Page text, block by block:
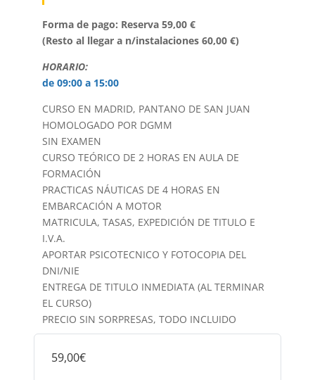
Forma de pago: Reserva 59,00 €
(Resto al llegar a n/instalaciones 60,00 €)
HORARIO:
de 09:00 a 15:00
CURSO EN MADRID, PANTANO DE SAN JUAN
HOMOLOGADO POR DGMM
SIN EXAMEN
CURSO TEÓRICO DE 2 HORAS EN AULA DE
FORMACIÓN
PRACTICAS NÁUTICAS DE 4 HORAS EN
EMBARCACIÓN A MOTOR
MATRICULA, TASAS, EXPEDICIÓN DE TITULO E
I.V.A.
APORTAR PSICOTECNICO Y FOTOCOPIA DEL
DNI/NIE
ENTREGA DE TITULO INMEDIATA (AL TERMINAR
EL CURSO)
PRECIO SIN SORPRESAS, TODO INCLUIDO
59,00€